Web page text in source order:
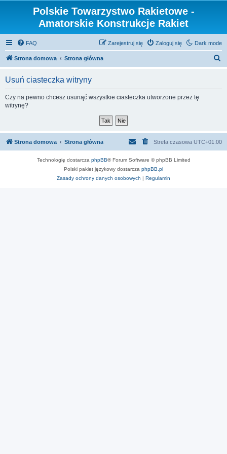
Polskie Towarzystwo Rakietowe -
Amatorskie Konstrukcje Rakiet
Dark mode
FAQ Zaloguj się
Zarejestruj się
Strona domowa Strona główna
Usuń ciasteczka witryny
Czy na pewno chcesz usunąć wszystkie ciasteczka utworzone przez tę
witrynę?
Strona domowa Strona główna Strefa czasowa UTC+01:00
Technologię dostarcza phpBB® Forum Software © phpBB Limited
Polski pakiet językowy dostarcza phpBB.pl
Zasady ochrony danych osobowych | Regulamin